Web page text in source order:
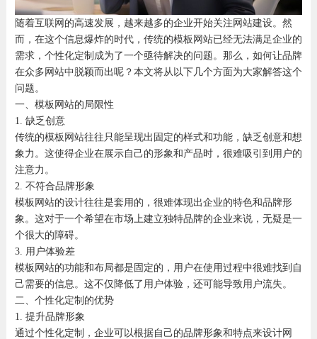
随着互联网的高速发展，越来越多的企业开始关注网站建设。然
而，在这个信息爆炸的时代，传统的模板网站已经无法满足企业的
需求，个性化定制成为了一个亟待解决的问题。那么，如何让品牌
在众多网站中脱颖而出呢？本文将从以下几个方面为大家解答这个
问题。
一、模板网站的局限性
1. 缺乏创意
传统的模板网站往往只能呈现出固定的样式和功能，缺乏创意和想
象力。这使得企业在展示自己的形象和产品时，很难吸引到用户的
注意力。
2. 不符合品牌形象
模板网站的设计往往是套用的，很难体现出企业的特色和品牌形
象。这对于一个希望在市场上建立独特品牌的企业来说，无疑是一
个很大的障碍。
3. 用户体验差
模板网站的功能和布局都是固定的，用户在使用过程中很难找到自
己需要的信息。这不仅降低了用户体验，还可能导致用户流失。
二、个性化定制的优势
1. 提升品牌形象
通过个性化定制，企业可以根据自己的品牌形象和特点来设计网